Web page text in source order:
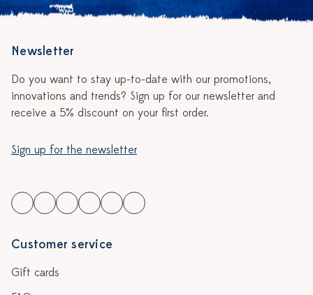
Newsletter
Do you want to stay up-to-date with our promotions,
innovations and trends? Sign up for our newsletter and
receive a 5% discount on your first order.
Sign up for the newsletter
Customer service
Gift cards